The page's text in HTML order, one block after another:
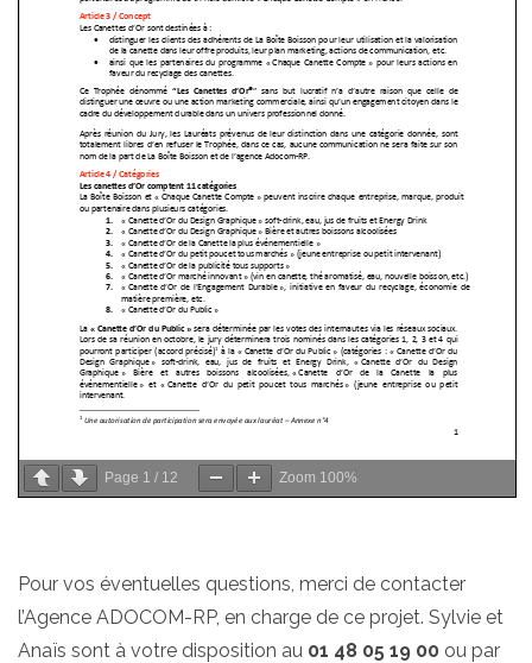
Page 1 / 12 Zoom 100%
Pour vos éventuelles questions, merci de contacter
l’Agence ADOCOM-RP, en charge de ce projet. Sylvie et
Anaïs sont à votre disposition au 01 48 05 19 00 ou par